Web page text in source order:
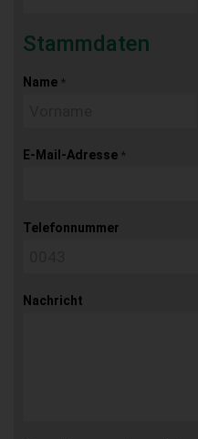
Stammdaten
Name *
E-Mail-Adresse *
Telefonnummer
Nachricht